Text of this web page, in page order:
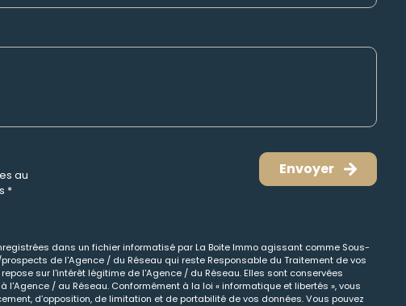
au
*
Envoyer
dans un fichier informatisé par La Boite Immo agissant comme Sous-
de l'Agence / du Réseau qui reste Responsable du Traitement de vos
sur l'intérêt légitime de l'Agence / du Réseau. Elles sont conservées
/ au Réseau. Conformément à la loi « informatique et libertés », vous
d’opposition, de limitation et de portabilité de vos données. Vous pouvez